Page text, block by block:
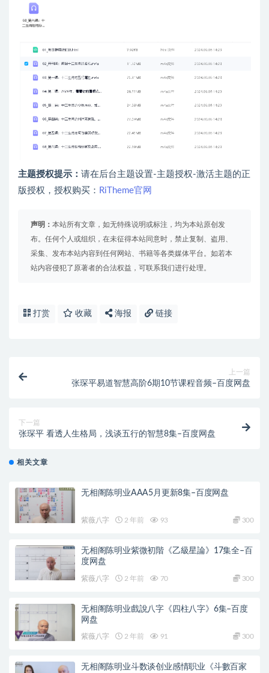
主题授权提示： 请在后台主题设置-主题授权-激活主题的正
版授权，授权购买： RiTheme官网
声明： 本站所有文章，如无特殊说明或标注，均为本站原创发
布。任何个人或组织，在未征得本站同意时，禁止复制、盗用、
采集、发布本站内容到任何网站、书籍等各类媒体平台。如若本
站内容侵犯了原著者的合法权益，可联系我们进行处理。
打赏 收藏 海报 链接
上一篇
张琛平易道智慧高阶6期10节课程音频–百度网盘
下一篇
张琛平 看透人生格局，浅谈五行的智慧8集–百度网盘
相关文章
无相阁陈明业AAA5月更新8集–百度网盘
紫薇八字 2 年前 93 300
无相阁陈明业紫微初階《乙級星論》17集全–百
度网盘
紫薇八字 2 年前 70 300
无相阁陈明业戲說八字《四柱八字》6集–百度
网盘
紫薇八字 2 年前 91 300
无相阁陈明业斗数谈创业感情职业《斗數百家